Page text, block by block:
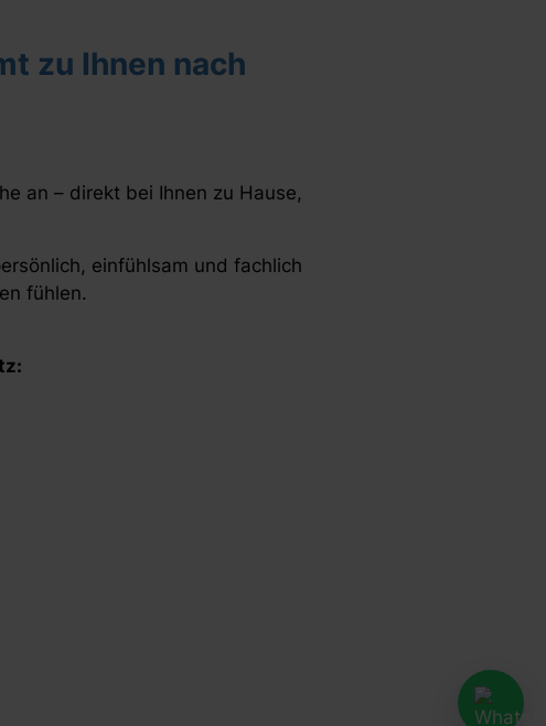
zu Ihnen nach
an – direkt bei Ihnen zu Hause,
einfühlsam und fachlich
fühlen.